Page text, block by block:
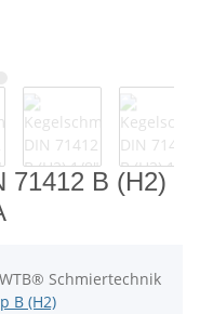
71412 B (H2)
B (H2)